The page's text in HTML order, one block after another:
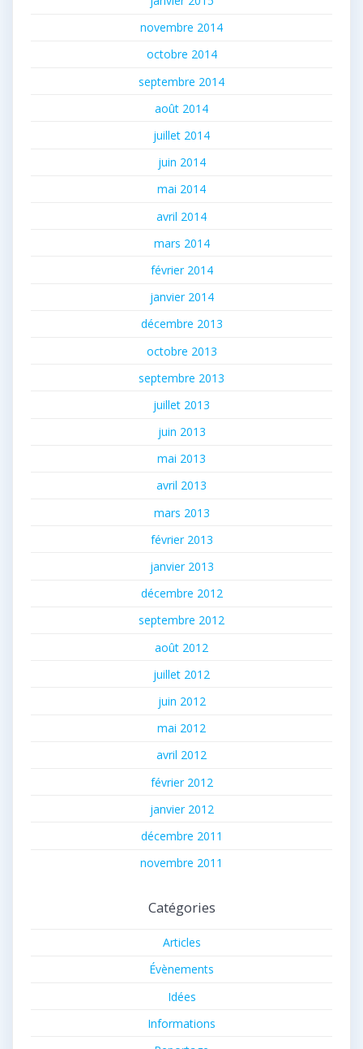
novembre 2014
octobre 2014
septembre 2014
août 2014
juillet 2014
juin 2014
mai 2014
avril 2014
mars 2014
février 2014
janvier 2014
décembre 2013
octobre 2013
septembre 2013
juillet 2013
juin 2013
mai 2013
avril 2013
mars 2013
février 2013
janvier 2013
décembre 2012
septembre 2012
août 2012
juillet 2012
juin 2012
mai 2012
avril 2012
février 2012
janvier 2012
décembre 2011
novembre 2011
Catégories
Articles
Évènements
Idées
Informations